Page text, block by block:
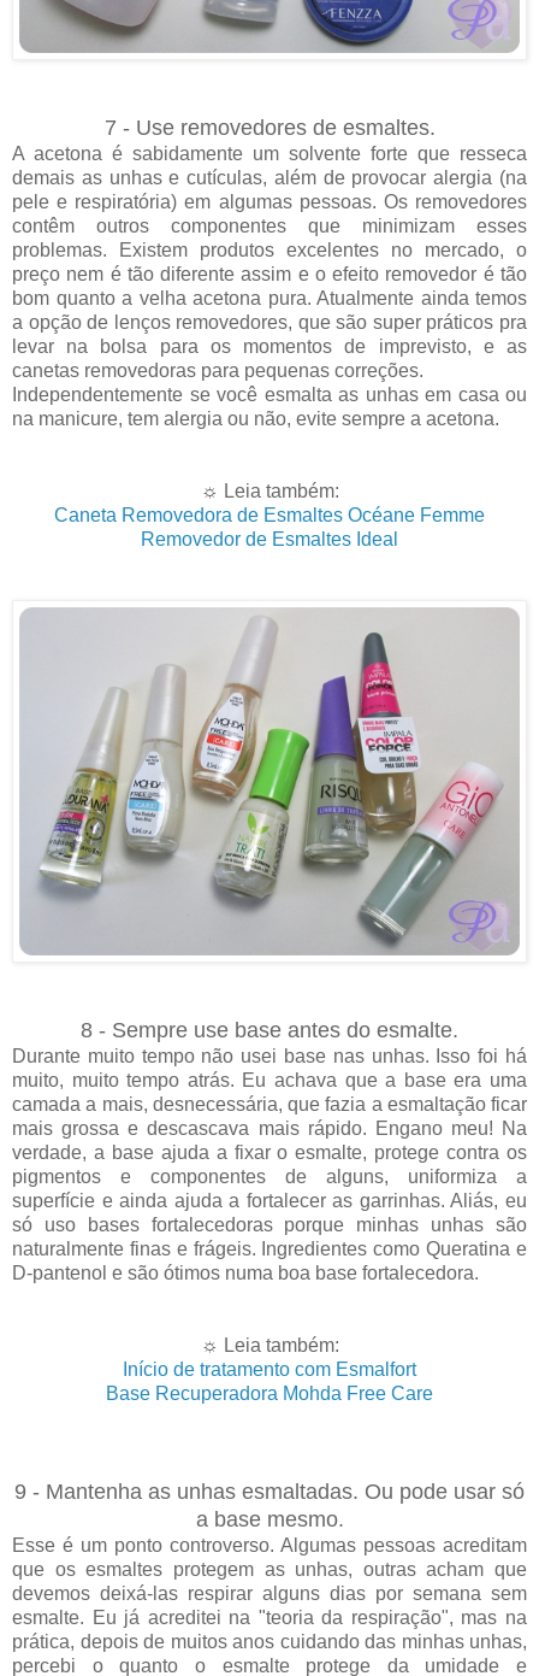
7 - Use removedores de esmaltes.
A acetona é sabidamente um solvente forte que resseca
demais as unhas e cutículas, além de provocar alergia (na
pele e respiratória) em algumas pessoas. Os removedores
contêm outros componentes que minimizam esses
problemas. Existem produtos excelentes no mercado, o
preço nem é tão diferente assim e o efeito removedor é tão
bom quanto a velha acetona pura. Atualmente ainda temos
a opção de lenços removedores, que são super práticos pra
levar na bolsa para os momentos de imprevisto, e as
canetas removedoras para pequenas correções.
Independentemente se você esmalta as unhas em casa ou
na manicure, tem alergia ou não, evite sempre a acetona.
☼ Leia também:
Caneta Removedora de Esmaltes Océane Femme
Removedor de Esmaltes Ideal
8 - Sempre use base antes do esmalte.
Durante muito tempo não usei base nas unhas. Isso foi há
muito, muito tempo atrás. Eu achava que a base era uma
camada a mais, desnecessária, que fazia a esmaltação ficar
mais grossa e descascava mais rápido. Engano meu! Na
verdade, a base ajuda a fixar o esmalte, protege contra os
pigmentos e componentes de alguns, uniformiza a
superfície e ainda ajuda a fortalecer as garrinhas. Aliás, eu
só uso bases fortalecedoras porque minhas unhas são
naturalmente finas e frágeis. Ingredientes como Queratina e
D-pantenol e são ótimos numa boa base fortalecedora.
☼ Leia também:
Início de tratamento com Esmalfort
Base Recuperadora Mohda Free Care
9 - Mantenha as unhas esmaltadas. Ou pode usar só
a base mesmo.
Esse é um ponto controverso. Algumas pessoas acreditam
que os esmaltes protegem as unhas, outras acham que
devemos deixá-las respirar alguns dias por semana sem
esmalte. Eu já acreditei na "teoria da respiração", mas na
prática, depois de muitos anos cuidando das minhas unhas,
percebi o quanto o esmalte protege da umidade e